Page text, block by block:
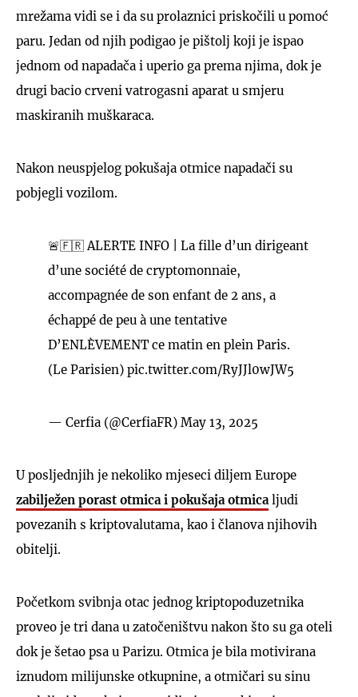
mrežama vidi se i da su prolaznici priskočili u pomoć
paru. Jedan od njih podigao je pištolj koji je ispao
jednom od napadača i uperio ga prema njima, dok je
drugi bacio crveni vatrogasni aparat u smjeru
maskiranih muškaraca.
Nakon neuspjelog pokušaja otmice napadači su
pobjegli vozilom.
🚨🇫🇷 ALERTE INFO | La fille d’un dirigeant
d’une société de cryptomonnaie,
accompagnée de son enfant de 2 ans, a
échappé de peu à une tentative
D’ENLÈVEMENT ce matin en plein Paris.
(Le Parisien) pic.twitter.com/RyJJl0wJW5
— Cerfia (@CerfiaFR) May 13, 2025
U posljednjih je nekoliko mjeseci diljem Europe
zabilježen porast otmica i pokušaja otmica ljudi
povezanih s kriptovalutama, kao i članova njihovih
obitelji.
Početkom svibnja otac jednog kriptopoduzetnika
proveo je tri dana u zatočeništvu nakon što su ga oteli
dok je šetao psa u Parizu. Otmica je bila motivirana
iznudom milijunske otkupnine, a otmičari su sinu